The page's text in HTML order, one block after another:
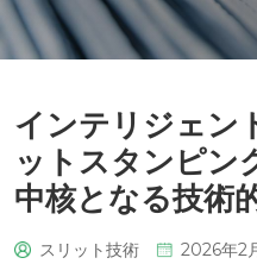
インテリジェン
ットスタンピン
中核となる技術
スリット技術 2026年2